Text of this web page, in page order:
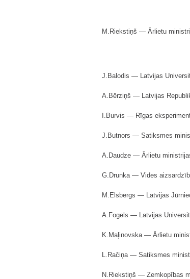
M.Riekstiņš — Ārlietu
J.Balodis — Latvijas
A.Bērziņš — Latvijas
I.Burvis — Rīgas
J.Butnors — Satiksmes
A.Daudze — Ārlietu
G.Drunka — Vides
M.Elsbergs — Latvijas
A.Fogels — Latvijas
K.Maļinovska — Ārlietu
L.Račiņa — Satiksmes
N.Riekstiņš — Zemkopības